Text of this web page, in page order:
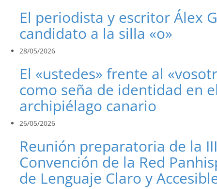
El periodista y escritor Álex
candidato a la silla «o»
28/05/2026
El «ustedes» frente al
como seña de identidad en
archipiélago canario
26/05/2026
Reunión preparatoria de la III
Convención de la Red
de Lenguaje Claro y